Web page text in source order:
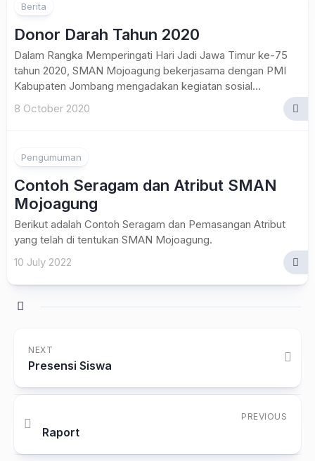
Berita
Donor Darah Tahun 2020
Dalam Rangka Memperingati Hari Jadi Jawa Timur ke-75
tahun 2020, SMAN Mojoagung bekerjasama dengan PMI
Kabupaten Jombang mengadakan kegiatan sosial...
8 October 2020
Pengumuman
Contoh Seragam dan Atribut SMAN
Mojoagung
Berikut adalah Contoh Seragam dan Pemasangan Atribut
yang telah di tentukan SMAN Mojoagung.
10 July 2022
NEXT
Presensi Siswa
PREVIOUS
Raport